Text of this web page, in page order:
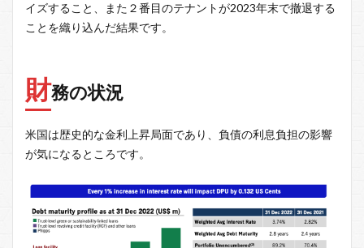
イズすること、また２番目のテナントが2023年末で撤退する
ことを織り込んだ結果です。
財務の状況
米国は歴史的な金利上昇局面であり、負債の利息負担の影響
が気になるところです。